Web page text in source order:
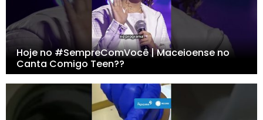
Hoje no #SempreComVocê | Maceioense no
Canta Comigo Teen??